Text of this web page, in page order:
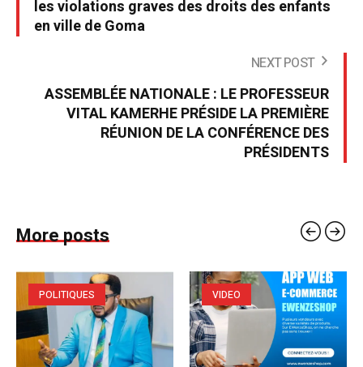
les violations graves des droits des enfants
en ville de Goma
NEXT POST
ASSEMBLÉE NATIONALE : LE PROFESSEUR
VITAL KAMERHE PRÉSIDE LA PREMIÈRE
RÉUNION DE LA CONFÉRENCE DES
PRÉSIDENTS
More posts
POLITIQUES VIDEO